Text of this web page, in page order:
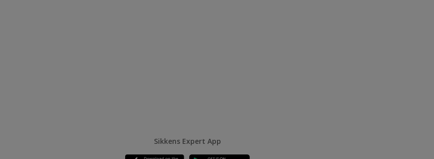
Sikkens Expert App